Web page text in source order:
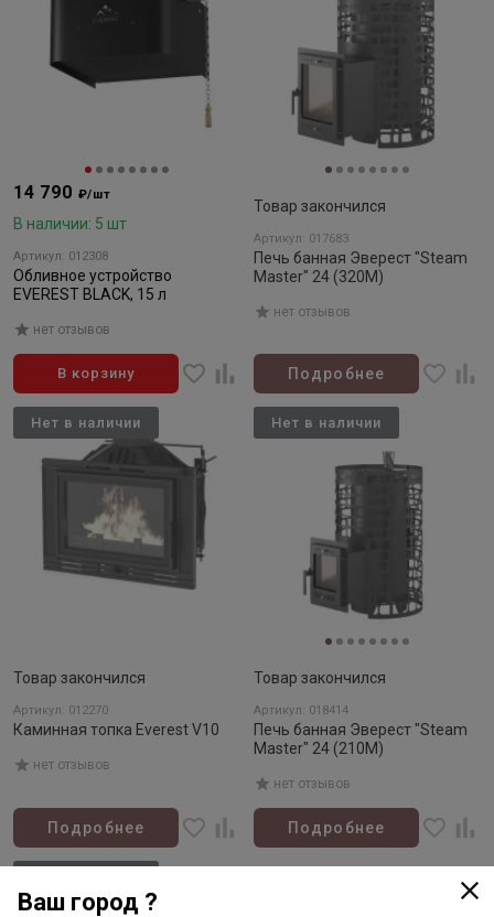
14 790 ₽/шт
В наличии: 5 шт
Артикул: 012308
Обливное устройство
EVEREST BLACK, 15 л
нет отзывов
В корзину
Товар закончился
Артикул: 017683
Печь банная Эверест "Steam
Master" 24 (320М)
нет отзывов
Подробнее
Товар закончился
Артикул: 012270
Каминная топка Everest V10
нет отзывов
Подробнее
Нет в наличии
Товар закончился
Артикул: 018414
Печь банная Эверест "Steam
Master" 24 (210М)
нет отзывов
Подробнее
Нет в наличии
Ваш город ?